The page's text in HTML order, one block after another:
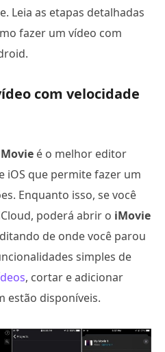
Leia as etapas detalhadas
fazer um vídeo com
com velocidade
é o melhor editor
iOS que permite fazer um
Enquanto isso, se você
poderá abrir o iMovie
de onde você parou
simples de
, cortar e adicionar
estão disponíveis.